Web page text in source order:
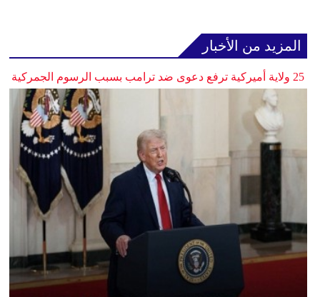
المزيد من الأخبار
25 ولاية أميركية ترفع دعوى ضد ترامب بسبب الرسوم الجمركية